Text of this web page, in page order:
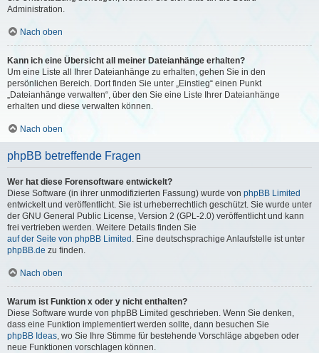
Administration.
Nach oben
Kann ich eine Übersicht all meiner Dateianhänge erhalten?
Um eine Liste all Ihrer Dateianhänge zu erhalten, gehen Sie in den
persönlichen Bereich. Dort finden Sie unter „Einstieg“ einen Punkt
„Dateianhänge verwalten“, über den Sie eine Liste Ihrer Dateianhänge
erhalten und diese verwalten können.
Nach oben
phpBB betreffende Fragen
Wer hat diese Forensoftware entwickelt?
Diese Software (in ihrer unmodifizierten Fassung) wurde von phpBB Limited
entwickelt und veröffentlicht. Sie ist urheberrechtlich geschützt. Sie wurde unter
der GNU General Public License, Version 2 (GPL-2.0) veröffentlicht und kann
frei vertrieben werden. Weitere Details finden Sie
auf der Seite von phpBB Limited . Eine deutschsprachige Anlaufstelle ist unter
phpBB.de zu finden.
Nach oben
Warum ist Funktion x oder y nicht enthalten?
Diese Software wurde von phpBB Limited geschrieben. Wenn Sie denken,
dass eine Funktion implementiert werden sollte, dann besuchen Sie
phpBB Ideas, wo Sie Ihre Stimme für bestehende Vorschläge abgeben oder
neue Funktionen vorschlagen können.